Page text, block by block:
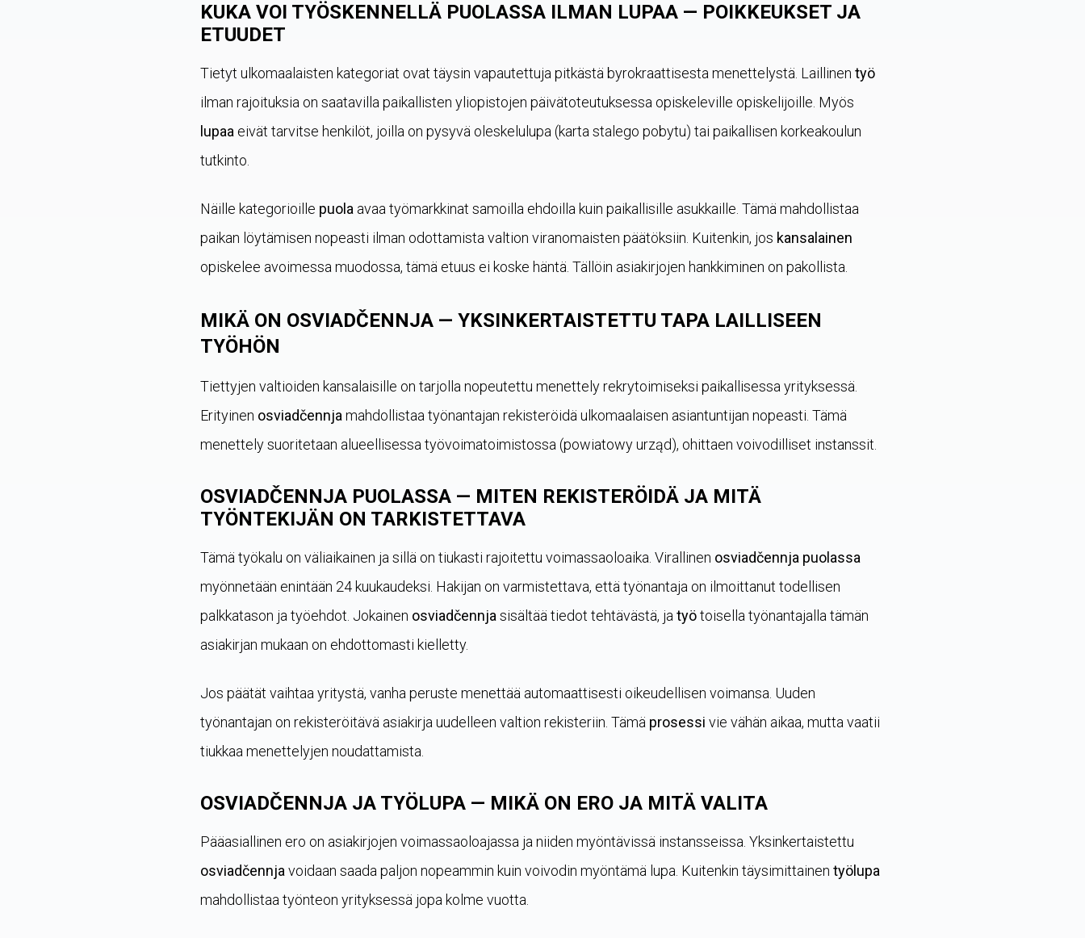
KUKA VOI TYÖSKENNELLÄ PUOLASSA ILMAN LUPAA — POIKKEUKSET JA
ETUUDET
Tietyt ulkomaalaisten kategoriat ovat täysin vapautettuja pitkästä byrokraattisesta menettelystä. Laillinen työ
ilman rajoituksia on saatavilla paikallisten yliopistojen päivätoteutuksessa opiskeleville opiskelijoille. Myös
lupaa eivät tarvitse henkilöt, joilla on pysyvä oleskelulupa (karta stalego pobytu) tai paikallisen korkeakoulun
tutkinto.
Näille kategorioille puola avaa työmarkkinat samoilla ehdoilla kuin paikallisille asukkaille. Tämä mahdollistaa
paikan löytämisen nopeasti ilman odottamista valtion viranomaisten päätöksiin. Kuitenkin, jos kansalainen
opiskelee avoimessa muodossa, tämä etuus ei koske häntä. Tällöin asiakirjojen hankkiminen on pakollista.
MIKÄ ON OSVIADČENNJA — YKSINKERTAISTETTU TAPA LAILLISEEN
TYÖHÖN
Tiettyjen valtioiden kansalaisille on tarjolla nopeutettu menettely rekrytoimiseksi paikallisessa yrityksessä.
Erityinen osviadčennja mahdollistaa työnantajan rekisteröidä ulkomaalaisen asiantuntijan nopeasti. Tämä
menettely suoritetaan alueellisessa työvoimatoimistossa (powiatowy urząd), ohittaen voivodilliset instanssit.
OSVIADČENNJA PUOLASSA — MITEN REKISTERÖIDÄ JA MITÄ
TYÖNTEKIJÄN ON TARKISTETTAVA
Tämä työkalu on väliaikainen ja sillä on tiukasti rajoitettu voimassaoloaika. Virallinen osviadčennja puolassa
myönnetään enintään 24 kuukaudeksi. Hakijan on varmistettava, että työnantaja on ilmoittanut todellisen
palkkatason ja työehdot. Jokainen osviadčennja sisältää tiedot tehtävästä, ja työtoisella työnantajalla tämän
asiakirjan mukaan on ehdottomasti kielletty.
Jos päätät vaihtaa yritystä, vanha peruste menettää automaattisesti oikeudellisen voimansa. Uuden
työnantajan on rekisteröitävä asiakirja uudelleen valtion rekisteriin. Tämä prosessi vie vähän aikaa, mutta vaatii
tiukkaa menettelyjen noudattamista.
OSVIADČENNJA JA TYÖLUPA — MIKÄ ON ERO JA MITÄ VALITA
Pääasiallinen ero on asiakirjojen voimassaoloajassa ja niiden myöntävissä instansseissa. Yksinkertaistettu
osviadčennja voidaan saada paljon nopeammin kuin voivodin myöntämä lupa. Kuitenkin täysimittainen työlupa
mahdollistaa työnteon yrityksessä jopa kolme vuotta.